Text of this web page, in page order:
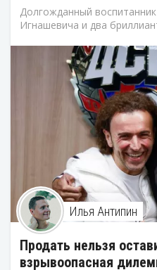
Долгожданный
Игнашевича и два
Илья Антипин
Продать нельзя
взрывоопасная